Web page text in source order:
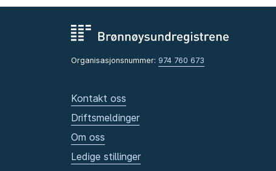
Organisasjonsnummer: 974 760 673
Kontakt oss
Driftsmeldinger
Om oss
Ledige stillinger